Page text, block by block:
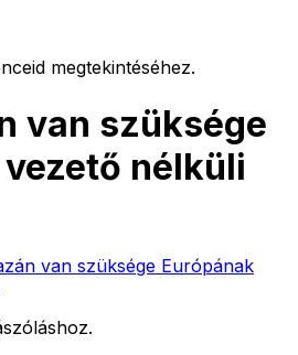
megtekintéséhez.
van szüksége
nélküli
van szüksége Európának